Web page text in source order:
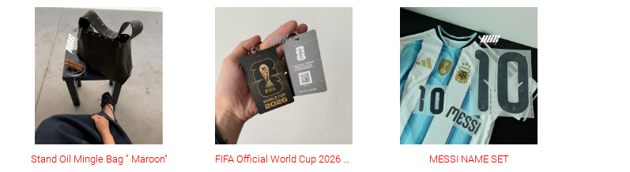
Stand Oil Mingle Bag " Maroon" FIFA Official World Cup 2026 Fan ID Pass Card MESSI NAME SET